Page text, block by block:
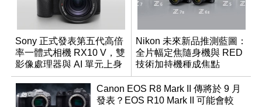
Sony 正式發表第五代高倍
率一體式相機 RX10 V，雙
影像處理器與 AI 單元上身
Nikon 未來新品推測藍圖：
全片幅定焦隨身機與 RED
技術加持機種成焦點
Canon EOS R8 Mark II 傳將於 9 月
發表？EOS R10 Mark II 可能會較